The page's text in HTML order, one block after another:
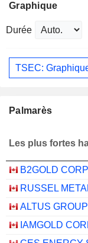
Graphique
Durée
TSEC:
Palmarès
Les plus fortes
B2GOLD
RUSSEL
ALTUS
IAMGOLD